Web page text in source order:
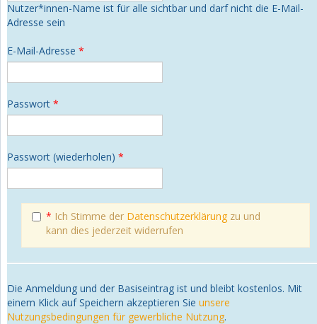
Nutzer*innen-Name ist für alle sichtbar und darf nicht die E-Mail-
Adresse sein
E-Mail-Adresse *
Passwort *
Passwort (wiederholen) *
* Ich Stimme der Datenschutzerklärungzu und
kann dies jederzeit widerrufen
Die Anmeldung und der Basiseintrag ist und bleibt kostenlos. Mit
einem Klick auf Speichern akzeptieren Sie unsere
Nutzungsbedingungen für gewerbliche Nutzung.